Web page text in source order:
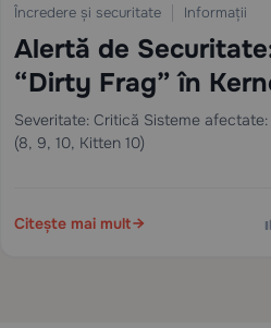
Încredere și securitate Informații
Alertă de
“Dirty Frag” în
Actualizați-vă
Severitate: Critică Sisteme
(8, 9, 10, Kitten 10)
Citește mai mult